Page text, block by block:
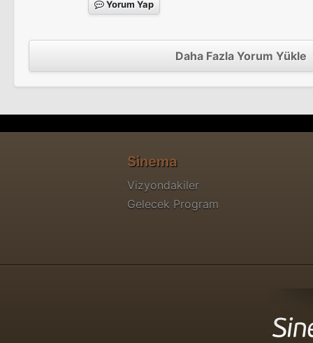
Yorum Yap
Daha Fazla Yorum Yükle
Sinema
Vizyondakiler
Gelecek Program